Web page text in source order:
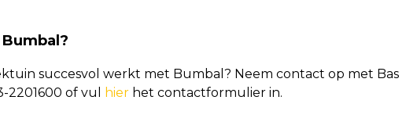
succesvol werkt met Bumbal? Neem contact op met Bas
2201600 of vul hier het contactformulier in.